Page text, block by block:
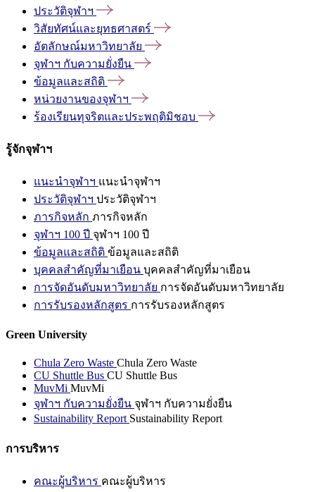
ประวัติจุฬาฯ
วิสัยทัศน์และยุทธศาสตร์
อัตลักษณ์มหาวิทยาลัย
จุฬาฯ กับความยั่งยืน
ข้อมูลและสถิติ
หน่วยงานของจุฬาฯ
ร้องเรียนทุจริตและประพฤติมิชอบ
รู้จักจุฬาฯ
แนะนำจุฬาฯ แนะนำจุฬาฯ
ประวัติจุฬาฯ ประวัติจุฬาฯ
ภารกิจหลัก ภารกิจหลัก
จุฬาฯ 100 ปี จุฬาฯ 100 ปี
ข้อมูลและสถิติ ข้อมูลและสถิติ
บุคคลสำคัญที่มาเยือน บุคคลสำคัญที่มาเยือน
การจัดอันดับมหาวิทยาลัย การจัดอันดับมหาวิทยาลัย
การรับรองหลักสูตร การรับรองหลักสูตร
Green University
Chula Zero Waste Chula Zero Waste
CU Shuttle Bus CU Shuttle Bus
MuvMi MuvMi
จุฬาฯ กับความยั่งยืน จุฬาฯ กับความยั่งยืน
Sustainability Report Sustainability Report
การบริหาร
คณะผู้บริหาร คณะผู้บริหาร